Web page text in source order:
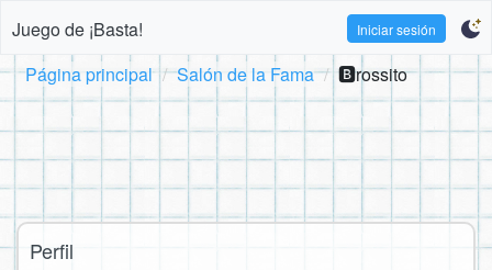
Juego de ¡Basta! Iniciar sesión
Página principal Salón de la Fama 🅱rossito
Perfil